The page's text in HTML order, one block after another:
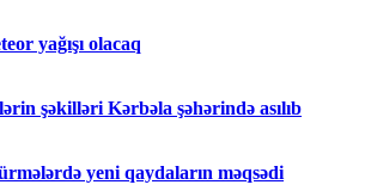
yağışı olacaq
şəkilləri Kərbəla şəhərində asılıb
yeni qaydaların məqsədi